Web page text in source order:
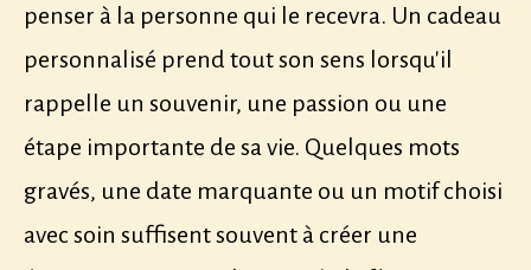
penser à la personne qui le recevra. Un cadeau
personnalisé prend tout son sens lorsqu'il
rappelle un souvenir, une passion ou une
étape importante de sa vie. Quelques mots
gravés, une date marquante ou un motif choisi
avec soin suffisent souvent à créer une